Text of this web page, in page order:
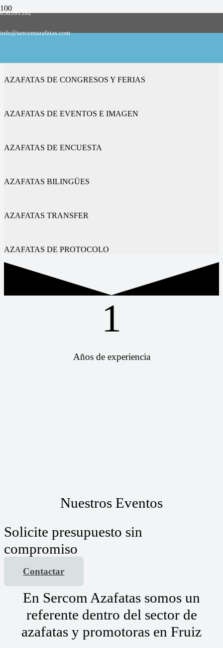
658591592
info@sercomazafatas.com
AZAFATAS DE CONGRESOS Y FERIAS
AZAFATAS DE EVENTOS E IMAGEN
AZAFATAS DE ENCUESTA
AZAFATAS BILINGÜES
AZAFATAS TRANSFER
AZAFATAS DE PROTOCOLO
1
Años de experiencia
Nuestros Eventos
Solicite presupuesto sin
compromiso
Contactar
En Sercom Azafatas somos un
referente dentro del sector de
azafatas y promotoras en Fruiz